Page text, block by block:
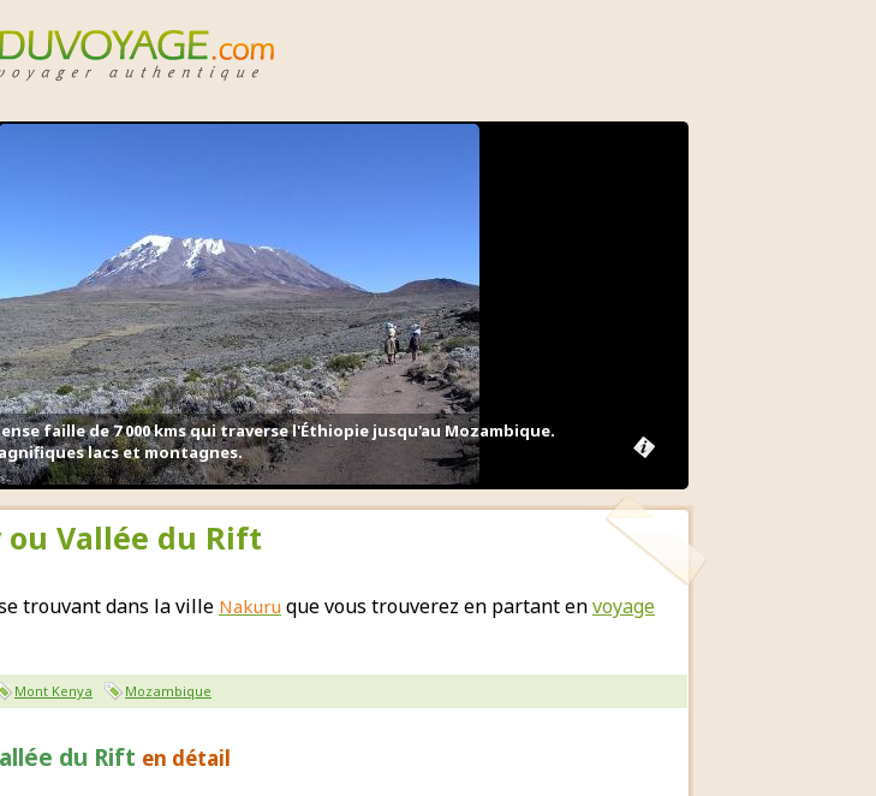
faille de 7 000 kms qui traverse l'Éthiopie jusqu'au Mozambique.
lacs et montagnes.
ou Vallée du Rift
trouvant dans la ville Nakuru que vous trouverez en partant envoyage
Mont Kenya Mozambique
du Rift en détail